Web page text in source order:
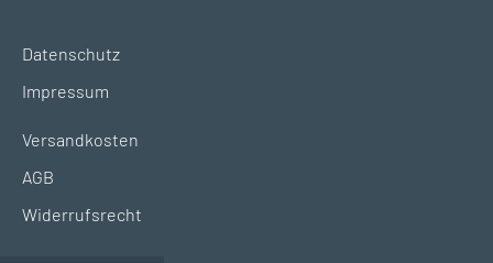
Datenschutz
Impressum
Versandkosten
AGB
Widerrufsrecht